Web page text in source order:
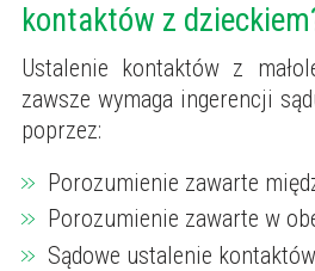
kontaktów z
Ustalenie kontaktów z
zawsze wymaga ingerencji
poprzez:
Porozumienie zawarte
Porozumienie zawarte w
Sądowe ustalenie